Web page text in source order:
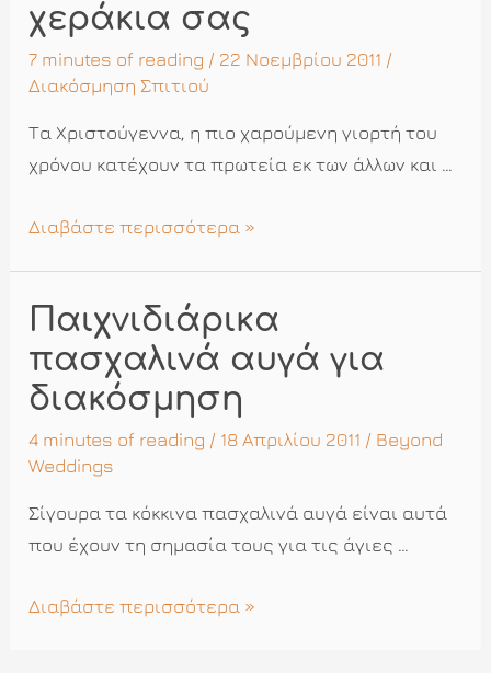
χεράκια σας
7 minutes of reading / 22 Νοεμβρίου 2011 /
Διακόσμηση Σπιτιού
Τα Χριστούγεννα, η πιο χαρούμενη γιορτή του
χρόνου κατέχουν τα πρωτεία εκ των άλλων και …
Γιορτινά
χεράκια
σας
Διαβάστε περισσότερα »
Παιχνιδιάρικα
πασχαλινά αυγά για
διακόσμηση
4 minutes of reading / 18 Απριλίου 2011 / Beyond
Weddings
Σίγουρα τα κόκκινα πασχαλινά αυγά είναι αυτά
που έχουν τη σημασία τους για τις άγιες …
Παιχνιδιάρικα
Διαβάστε περισσότερα »